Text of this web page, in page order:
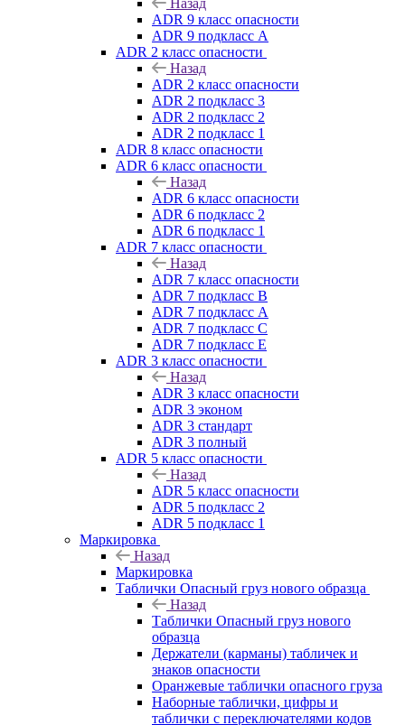
Назад
ADR 9 класс опасности
ADR 9 подкласс A
ADR 2 класс опасности
Назад
ADR 2 класс опасности
ADR 2 подкласс 3
ADR 2 подкласс 2
ADR 2 подкласс 1
ADR 8 класс опасности
ADR 6 класс опасности
Назад
ADR 6 класс опасности
ADR 6 подкласс 2
ADR 6 подкласс 1
ADR 7 класс опасности
Назад
ADR 7 класс опасности
ADR 7 подкласс B
ADR 7 подкласс A
ADR 7 подкласс C
ADR 7 подкласс E
ADR 3 класс опасности
Назад
ADR 3 класс опасности
ADR 3 эконом
ADR 3 стандарт
ADR 3 полный
ADR 5 класс опасности
Назад
ADR 5 класс опасности
ADR 5 подкласс 2
ADR 5 подкласс 1
Маркировка
Назад
Маркировка
Таблички Опасный груз нового образца
Назад
Таблички Опасный груз нового
образца
Держатели (карманы) табличек и
знаков опасности
Оранжевые таблички опасного груза
Наборные таблички, цифры и
таблички с переключателями кодов